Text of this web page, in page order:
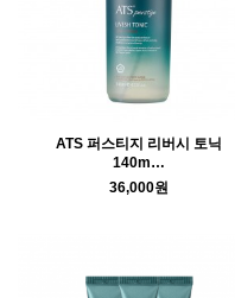
ATS 퍼스티지 리버시 토닉
140m…
36,000원